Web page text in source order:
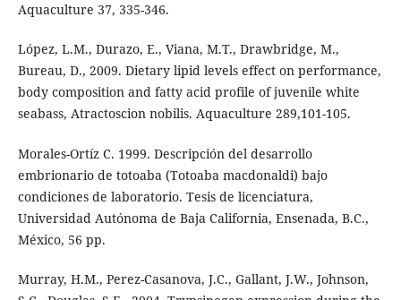
Aquaculture 37, 335-346.
López, L.M., Durazo, E., Viana, M.T., Drawbridge, M.,
Bureau, D., 2009. Dietary lipid levels effect on performance,
body composition and fatty acid profile of juvenile white
seabass, Atractoscion nobilis. Aquaculture 289,101-105.
Morales-Ortíz C. 1999. Descripción del desarrollo
embrionario de totoaba (Totoaba macdonaldi) bajo
condiciones de laboratorio. Tesis de licenciatura,
Universidad Autónoma de Baja California, Ensenada, B.C.,
México, 56 pp.
Murray, H.M., Perez-Casanova, J.C., Gallant, J.W., Johnson,